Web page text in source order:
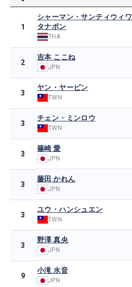
1
シャーマン・サンティウィワ
タナポン
THA
2
吉本 ここね
JPN
3
ヤン・ヤーピン
TWN
3
チェン・ミンロウ
TWN
3
篠崎 愛
JPN
3
藤田 かれん
JPN
3
ユウ・ハンシュエン
TWN
3
野澤 真央
JPN
9
小滝 水音
JPN